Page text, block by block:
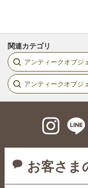
関連カテゴリ
アンティークオブジ
アンティークオブ
お客さま